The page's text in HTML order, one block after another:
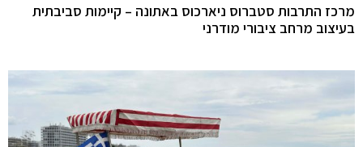
מרכז התרבות סטברוס ניארכוס באתונה – קיימות סביבתית
בעיצוב מרחב ציבורי מודרני